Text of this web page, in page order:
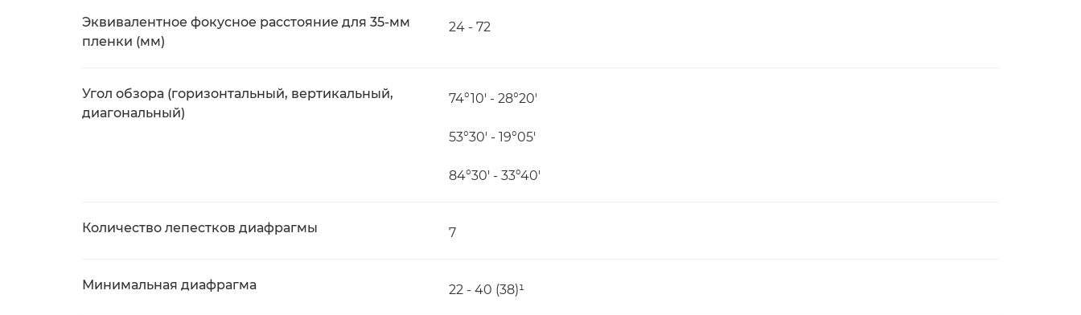
Эквивалентное фокусное расстояние для 35-мм
пленки (мм)
24 - 72
Угол обзора (горизонтальный, вертикальный,
диагональный)
74°10′ - 28°20′
53°30′ - 19°05′
84°30′ - 33°40′
Количество лепестков диафрагмы 7
Минимальная диафрагма 22 - 40 (38)¹